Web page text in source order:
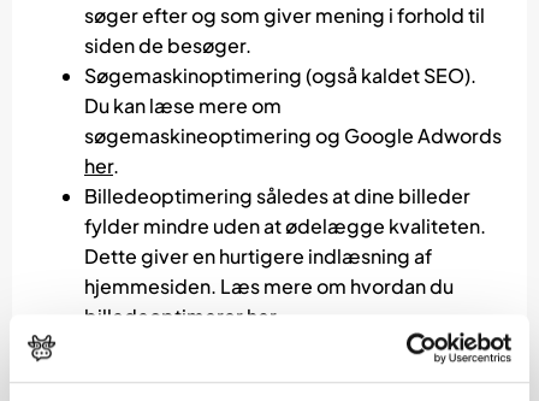
søger efter og som giver mening i forhold til
siden de besøger.
Søgemaskinoptimering (også kaldet SEO).
Du kan læse mere om
søgemaskineoptimering og Google Adwords
her.
Billedeoptimering således at dine billeder
fylder mindre uden at ødelægge kvaliteten.
Dette giver en hurtigere indlæsning af
hjemmesiden. Læs mere om hvordan du
billedeoptimererher.